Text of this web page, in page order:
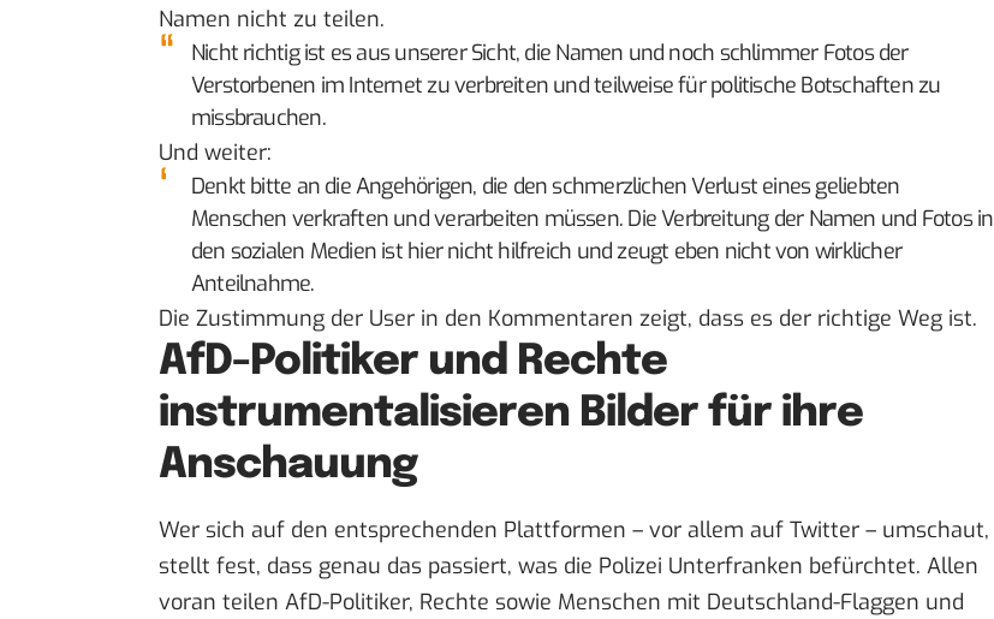
Namen nicht zu teilen.
Nicht richtig ist es aus unserer Sicht, die Namen und noch schlimmer Fotos der
Verstorbenen im Internet zu verbreiten und teilweise für politische Botschaften zu
missbrauchen.
Und weiter:
Denkt bitte an die Angehörigen, die den schmerzlichen Verlust eines geliebten
Menschen verkraften und verarbeiten müssen. Die Verbreitung der Namen und Fotos in
den sozialen Medien ist hier nicht hilfreich und zeugt eben nicht von wirklicher
Anteilnahme.
Die Zustimmung der User in den Kommentaren zeigt, dass es der richtige Weg ist.
AfD-Politiker und Rechte
instrumentalisieren Bilder für ihre
Anschauung
Wer sich auf den entsprechenden Plattformen – vor allem auf Twitter – umschaut,
stellt fest, dass genau das passiert, was die Polizei Unterfranken befürchtet. Allen
voran teilen AfD-Politiker, Rechte sowie Menschen mit Deutschland-Flaggen und